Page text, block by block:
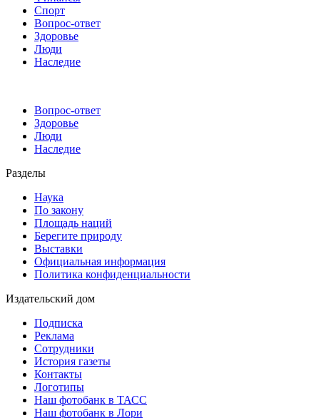
Спорт
Вопрос-ответ
Здоровье
Люди
Наследие
Вопрос-ответ
Здоровье
Люди
Наследие
Разделы
Наука
По закону
Площадь наций
Берегите природу
Выставки
Официальная информация
Политика конфиденциальности
Издательский дом
Подписка
Реклама
Сотрудники
История газеты
Контакты
Логотипы
Наш фотобанк в ТАСС
Наш фотобанк в Лори